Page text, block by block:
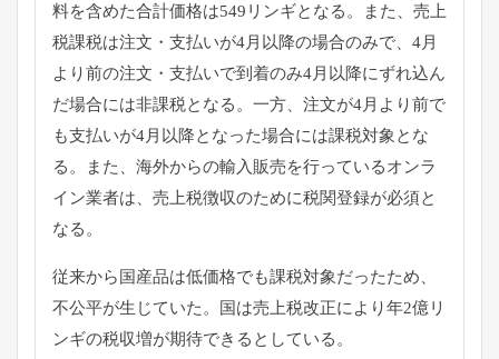
料を含めた合計価格は549リンギとなる。また、 売上
税課税は注文・支払いが4月以降の場合のみで、 4月
より前の注文・ 支払いで到着のみ4月以降にずれ込ん
だ場合には非課税となる。 一方、 注文が4月より前で
も支払いが4月以降となった場合には課税対象 とな
る。また、 海外からの輸入販売を行っているオンラ
イン業者は、 売上税徴収のために税関登録が必須と
なる。
従来から国産品は低価格でも課税対象だったため、
不公平が生じていた。
国は売上税改正により年2億リ
ンギの税収増が期待できるとしている。